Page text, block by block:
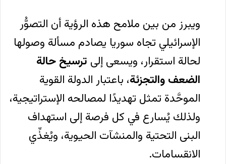
ويبرز من بين ملامح هذه الرؤية أن التصوُّر
الإسرائيلي تجاه سوريا يصادم مسألة وصولها
لحالة استقرار، ويسعى إلى ترسيخ حالة
الضعف والتجزئة، باعتبار الدولة القوية
الموحَّدة تمثل تهديدًا لمصالحه الإستراتيجية،
ولذلك يُسارع في كل فرصة إلى استهداف
البنى التحتية والمنشآت الحيوية، ويُغذِّي
الانقسامات.